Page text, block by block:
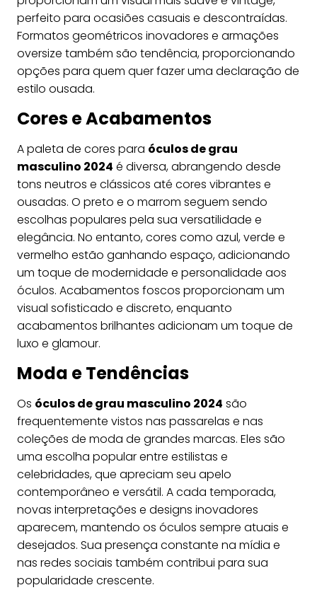
perfeito para ocasiões casuais e descontraídas.
Formatos geométricos inovadores e armações
oversize também são tendência, proporcionando
opções para quem quer fazer uma declaração de
estilo ousada.
Cores e Acabamentos
A paleta de cores para óculos de grau
masculino 2024 é diversa, abrangendo desde
tons neutros e clássicos até cores vibrantes e
ousadas. O preto e o marrom seguem sendo
escolhas populares pela sua versatilidade e
elegância. No entanto, cores como azul, verde e
vermelho estão ganhando espaço, adicionando
um toque de modernidade e personalidade aos
óculos. Acabamentos foscos proporcionam um
visual sofisticado e discreto, enquanto
acabamentos brilhantes adicionam um toque de
luxo e glamour.
Moda e Tendências
Os óculos de grau masculino 2024 são
frequentemente vistos nas passarelas e nas
coleções de moda de grandes marcas. Eles são
uma escolha popular entre estilistas e
celebridades, que apreciam seu apelo
contemporâneo e versátil. A cada temporada,
novas interpretações e designs inovadores
aparecem, mantendo os óculos sempre atuais e
desejados. Sua presença constante na mídia e
nas redes sociais também contribui para sua
popularidade crescente.